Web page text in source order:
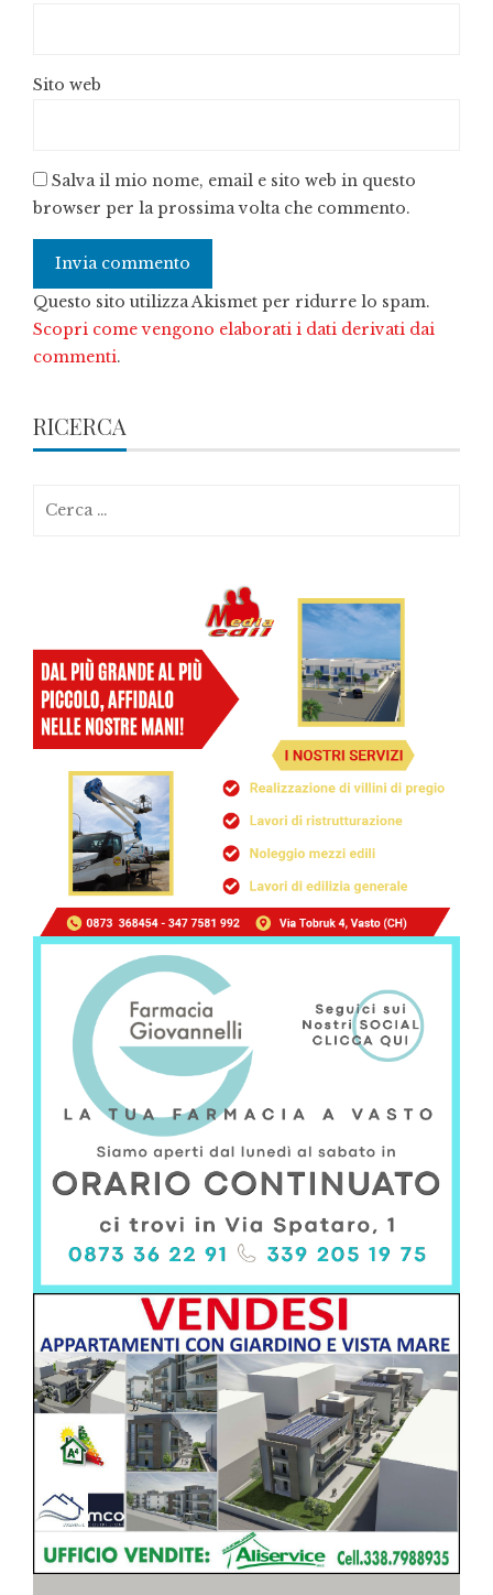
Sito web
Salva il mio nome, email e sito web in questo
browser per la prossima volta che commento.
Questo sito utilizza Akismet per ridurre lo spam.
Scopri come vengono elaborati i dati derivati dai
commenti.
RICERCA